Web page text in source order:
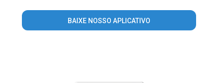
BAIXE NOSSO APLICATIVO